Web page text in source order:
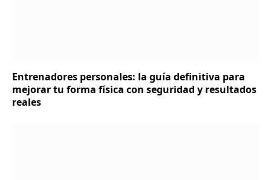
Entrenadores personales: la guía definitiva para
mejorar tu forma física con seguridad y resultados
reales